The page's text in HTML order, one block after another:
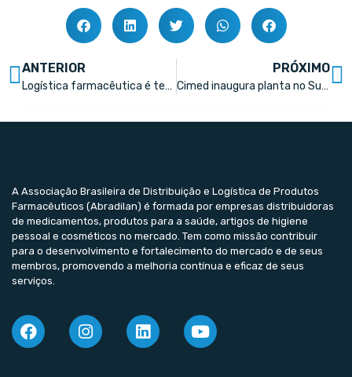
ANTERIOR
Logística farmacêutica é tema de painel virtual
PRÓXIMO
Cimed inaugura planta no Sul de Minas
A Associação Brasileira de Distribuição e Logística de Produtos
Farmacêuticos (Abradilan) é formada por empresas distribuidoras
de medicamentos, produtos para a saúde, artigos de higiene
pessoal e cosméticos no mercado. Tem como missão contribuir
para o desenvolvimento e fortalecimento do mercado e de seus
membros, promovendo a melhoria contínua e eficaz de seus
serviços.